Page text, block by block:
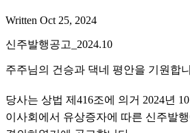
Written Oct 25, 2024
신주발행공고_2024.10
주주님의 건승과 댁네 평안을 기원합
당사는 상법 제416조에 의거 2024년
이사회에서 유상증자에 따른 신주발